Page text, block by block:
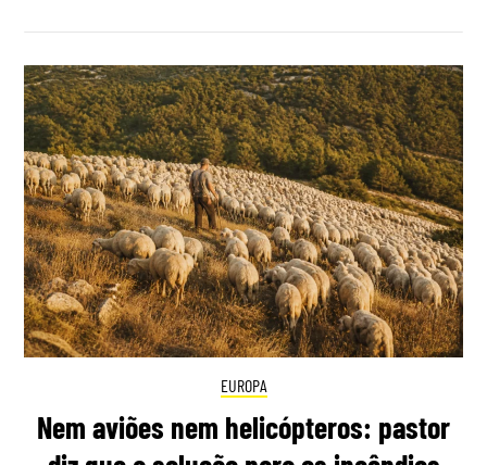
EUROPA
Nem aviões nem helicópteros: pastor